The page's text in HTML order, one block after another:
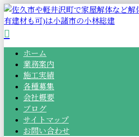
ホーム
業務案内
施工実績
各種募集
会社概要
ブログ
サイトマップ
お問い合わせ